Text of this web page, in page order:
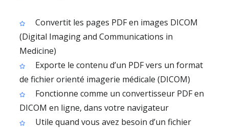
Convertit les pages PDF en images DICOM
(Digital Imaging and Communications in
Medicine)
Exporte le contenu d’un PDF vers un format
de fichier orienté imagerie médicale (DICOM)
Fonctionne comme un convertisseur PDF en
DICOM en ligne, dans votre navigateur
Utile quand vous avez besoin d’un fichier